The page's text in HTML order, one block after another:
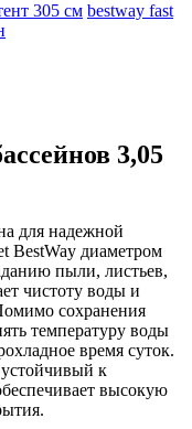
305 см bestway fast
3,05
для надежной
BestWay диаметром
пыли, листьев,
чистоту воды и
сохранения
температуру воды
время суток.
к
высокую